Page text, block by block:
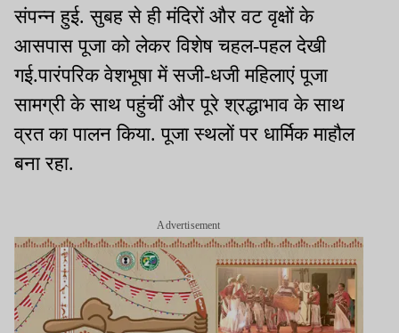
संपन्न हुई. सुबह से ही मंदिरों और वट वृक्षों के
आसपास पूजा को लेकर विशेष चहल-पहल देखी
गई.पारंपरिक वेशभूषा में सजी-धजी महिलाएं पूजा
सामग्री के साथ पहुंचीं और पूरे श्रद्धाभाव के साथ
व्रत का पालन किया. पूजा स्थलों पर धार्मिक माहौल
बना रहा.
Advertisement